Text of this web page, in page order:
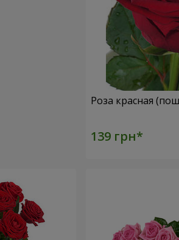
Роза красная